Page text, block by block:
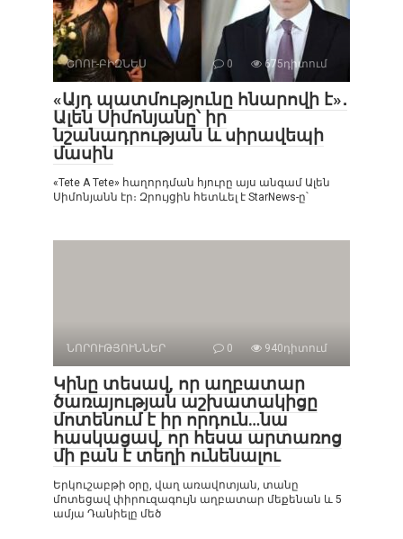
ՇՈՈՒ-ԲԻԶՆԵՍ 0 675դիտում
«Այդ պատմությունը հնարովի է»․
Ալեն Սիմոնյանը՝ իր
նշանադրության և սիրավեպի
մասին
«Tete A Tete» հաղորդման հյուրը այս անգամ Ալեն
Սիմոնյանն էր։ Զրույցին հետևել է StarNews-ը՝
ՆՈՐՈՒԹՅՈՒՆՆԵՐ 0 940դիտում
Կինը տեսավ, որ աղբատար
ծառայության աշխատակիցը
մոտենում է իր որդուն…նա
հասկացավ, որ հեսա արտառոց
մի բան է տեղի ունենալու
Երկուշաբթի օրը, վաղ առավոտյան, տանը
մոտեցավ փիրուզագույն աղբատար մեքենան և 5
ամյա Դանիելը մեծ